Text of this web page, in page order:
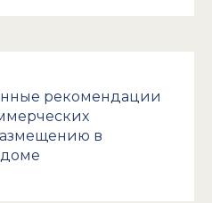
рекомендации
в